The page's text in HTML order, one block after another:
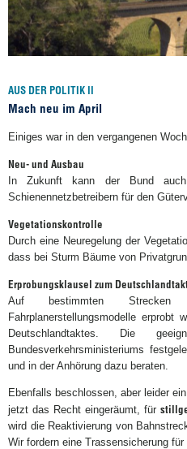
AUS DER POLITIK II
Mach neu im April
Einiges war in den vergangenen
Neu- und Ausbau
In Zukunft kann der Bund auch
Schienennetzbetreibern für den
Vegetationskontrolle
Durch eine Neuregelung der
dass bei Sturm Bäume von
Erprobungsklausel zum
Auf bestimmten Strecken
Fahrplanerstellungsmodelle
Deutschlandtaktes. Die
Bundesverkehrsministeriums
und in der Anhörung dazu beraten.
Ebenfalls beschlossen, aber leider
jetzt das Recht eingeräumt, für
wird die Reaktivierung von
Wir fordern eine Trassensicherung